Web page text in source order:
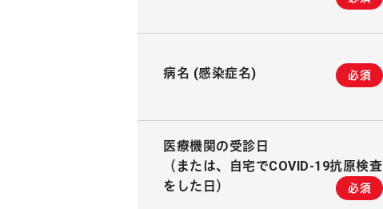
病名 (感染症名) 必須
医療機関の受診日
（または、自宅でCOVID-19抗原検査
をした日）
必須